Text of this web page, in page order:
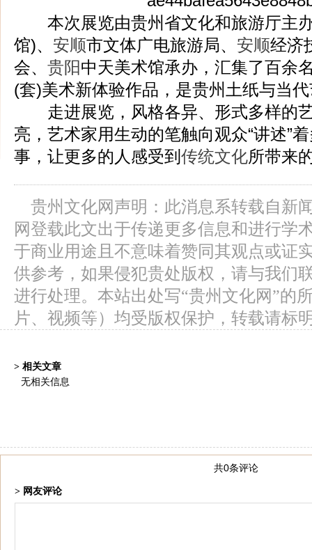
本次展览由贵州省文化和旅游厅主
馆)、 安顺市文体广电旅游局、 安顺经济
会、 贵阳中天美术馆承办，汇集了百余
(套)美术新体验作品，是贵州土纸与当
走进展览，风格各异、形式多样的
亮，艺术家用生动的笔触向观众“讲述”
事，让更多的人感受到 传统文化所带来
贵州文化网声明：此消息系转载自新
网登载此文出于传递更多信息和进行学
于商业用途且不意味着赞同其观点或证
供参考，如果侵犯贵处版权，请与我们
进行处理。本站出处写“贵州文化网”的
片、视频等）均受版权保护，转载请标
> 相关文章
无相关信息
共0条评论
> 网友评论